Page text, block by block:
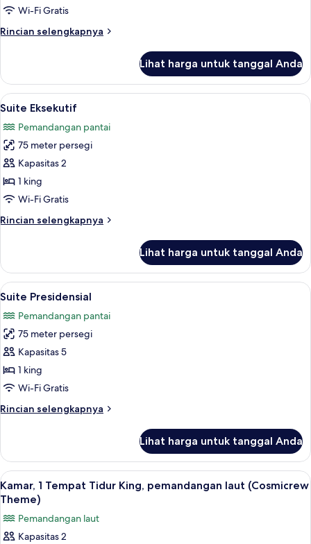
Wi-Fi Gratis
Rincian selengkapnya
Rincian
Suite
Deluks
Lihat harga untuk tanggal Anda
Lihat
semua
foto
untuk
Suite
Eksekutif
Selimut bulu angsa, bantalan ekstra
7
Suite Eksekutif
Pemandangan pantai
75 meter persegi
Kapasitas 2
1 king
Wi-Fi Gratis
Rincian selengkapnya
Rincian
Suite
Eksekutif
Lihat harga untuk tanggal Anda
Lihat
semua
foto
untuk
Suite
Presidensial
Suite Presidensial | Selimut bulu
8
Suite Presidensial
Pemandangan pantai
75 meter persegi
Kapasitas 5
1 king
Wi-Fi Gratis
Rincian selengkapnya
Rincian
Suite
Presidensial
Lihat harga untuk tanggal Anda
Lihat
semua
untuk
2
Kamar, 1 Tempat Tidur King, pemandangan laut (Cosmicrew
Theme)
Pemandangan laut
Kapasitas 2